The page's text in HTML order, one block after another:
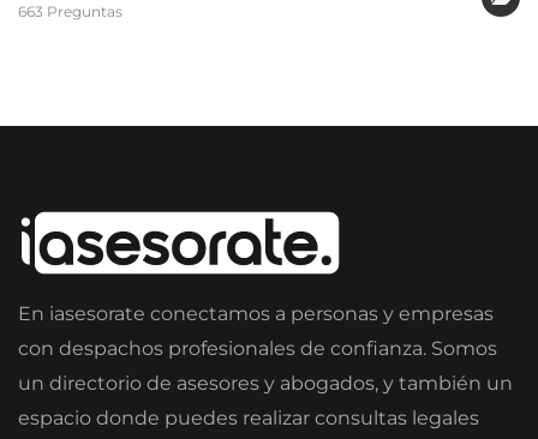
663 Preguntas
En iasesorate conectamos a personas y empresas
con despachos profesionales de confianza. Somos
un directorio de asesores y abogados, y también un
espacio donde puedes realizar consultas legales